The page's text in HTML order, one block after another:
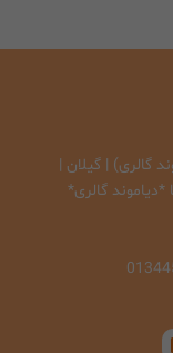
گالری) | گیلان |
گالری*